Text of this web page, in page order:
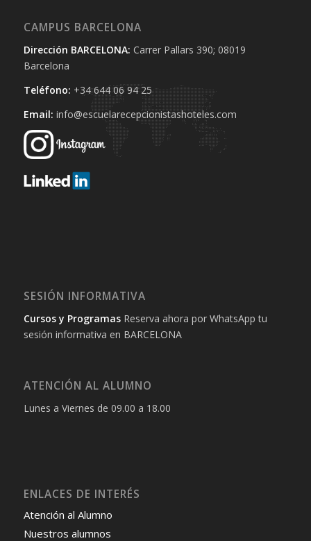
CAMPUS BARCELONA
Dirección BARCELONA: Carrer Pallars 390; 08019
Barcelona
Teléfono: +34 644 06 94 25‬
Email: info@escuelarecepcionistashoteles.com
SESIÓN INFORMATIVA
Cursos y ProgramasReserva ahora por WhatsApp tu
sesión informativa en BARCELONA
ATENCIÓN AL ALUMNO
Lunes a Viernes de 09.00 a 18.00
ENLACES DE INTERÉS
Atención al Alumno
Nuestros alumnos